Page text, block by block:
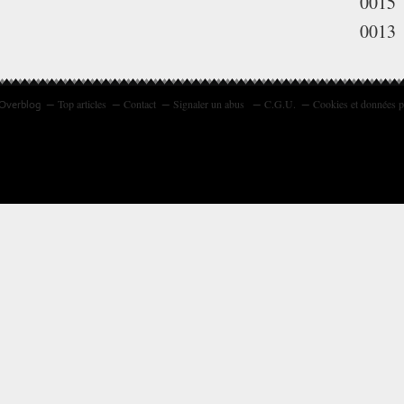
0013
Top articles Contact Signaler un abus C.G.U. Cookies et données